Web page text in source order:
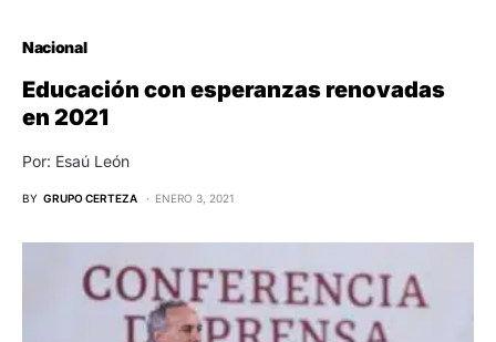
Nacional
Educación con esperanzas renovadas
en 2021
Por: Esaú León
BY GRUPO CERTEZA ENERO 3, 2021